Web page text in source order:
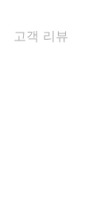
고객 리뷰